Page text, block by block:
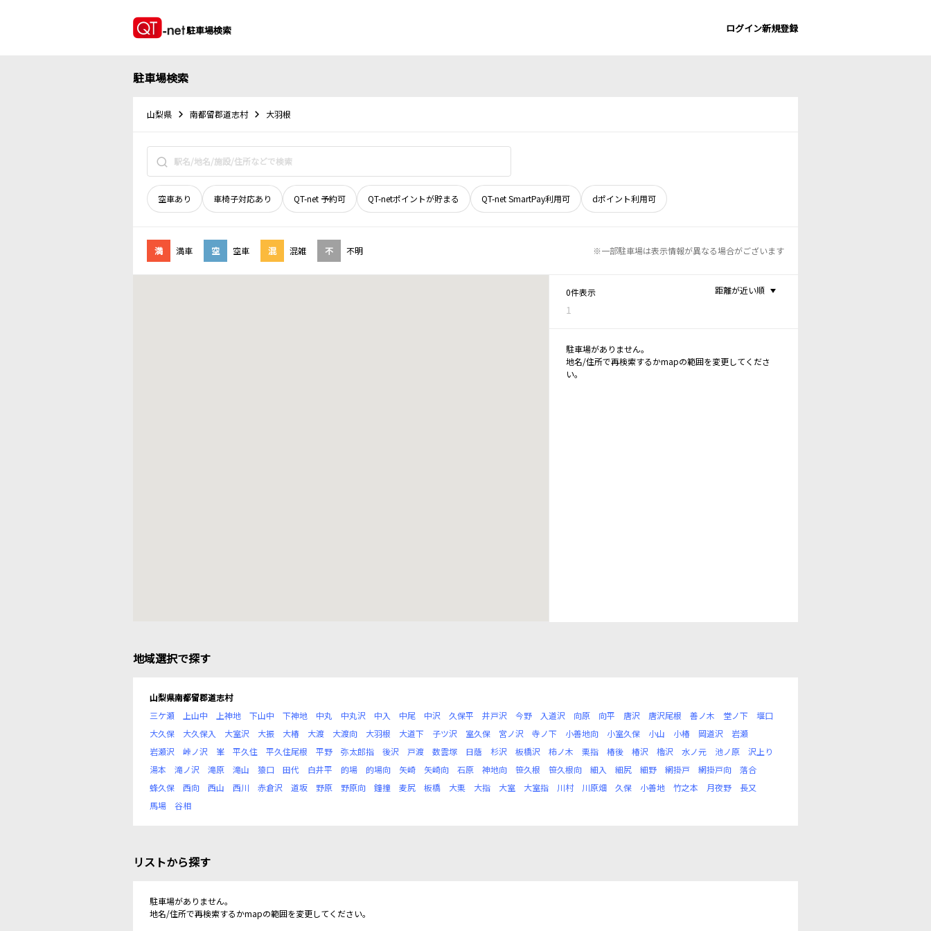
駐車場検索 ログイン新規登録
駐車場検索
山梨県 南都留郡道志村 大羽根
空車あり 車椅子対応あり QT-net 予約可 QT-netポイントが貯まる QT-net SmartPay利用可 dポイント利用可
満 満車 空 空車 混 混雑 不 不明 ※一部駐車場は表示情報が異なる場合がございます
0件表示
1
距離が近い順
駐車場がありません。
地名/住所で再検索するかmapの範囲を変更してくださ
い。
地域選択で探す
山梨県南都留郡道志村
三ケ瀬
上山中 上神地 下山中 下神地 中丸 中丸沢 中入 中尾 中沢 久保平 井戸沢 今野 入道沢 向原 向平 唐沢 唐沢尾根 善ノ木 堂ノ下
堰口
大久保
大久保入 大室沢 大振 大椿 大渡 大渡向 大羽根 大道下 子ツ沢 室久保 宮ノ沢 寺ノ下 小善地向 小室久保 小山 小椿 岡道沢
岩瀬
岩瀬沢
峠ノ沢 峯 平久住 平久住尾根 平野 弥太郎指 後沢 戸渡 数雲塚 日蔭 杉沢 板橋沢 柿ノ木 栗指 椿後 椿沢 櫓沢 水ノ元 池ノ原
沢上り
湯本
滝ノ沢 滝原 滝山 猿口 田代 白井平 的場 的場向 矢崎 矢崎向 石原 神地向 笹久根 笹久根向 細入 細尻 細野 網掛戸 網掛戸向
落合
蜂久保
西向 西山 西川 赤倉沢 道坂 野原 野原向 鐘撞 麦尻 板橋 大栗 大指 大室 大室指 川村 川原畑 久保 小善地 竹之本 月夜野
長又
馬場
谷相
リストから探す
駐車場がありません。
地名/住所で再検索するかmapの範囲を変更してください。